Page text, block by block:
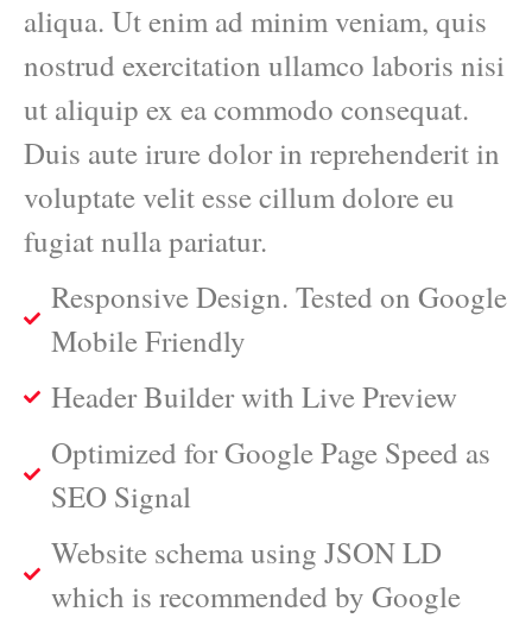
aliqua. Ut enim ad minim veniam, quis
nostrud exercitation ullamco laboris nisi
ut aliquip ex ea commodo consequat.
Duis aute irure dolor in reprehenderit in
voluptate velit esse cillum dolore eu
fugiat nulla pariatur.
Responsive Design. Tested on Google
Mobile Friendly
Header Builder with Live Preview
Optimized for Google Page Speed as
SEO Signal
Website schema using JSON LD
which is recommended by Google